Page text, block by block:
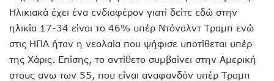
Ηλικιακά έχει ένα ενδιαφέρον γιατί δείτε εδώ στην
ηλικία 17-34 είναι το 46% υπέρ Ντόναλντ Τραμπ ενώ
στις ΗΠΑ ήταν η νεολαία που ψήφισε υποτίθεται υπέρ
της Χάρις. Επίσης, το αντίθετο συμβαίνει στην Αμερική
στους ανω των 55, που είναι αναφανδόν υπέρ Τραμπ